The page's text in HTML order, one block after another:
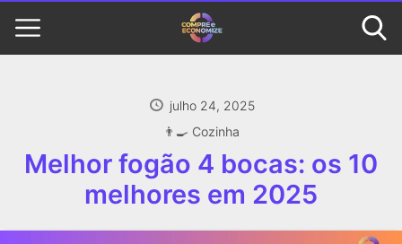
julho 24, 2025
👨‍🍳 Cozinha
Melhor fogão 4 bocas: os 10
melhores em 2025